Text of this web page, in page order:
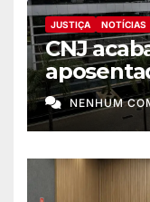
JUSTIÇA NOTÍCIAS
CNJ
como
juiz
NENHUM